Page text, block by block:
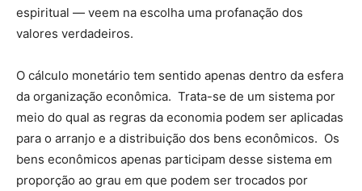
espiritual — veem na escolha uma profanação dos
valores verdadeiros.
O cálculo monetário tem sentido apenas dentro da esfera
da organização econômica. Trata-se de um sistema por
meio do qual as regras da economia podem ser aplicadas
para o arranjo e a distribuição dos bens econômicos. Os
bens econômicos apenas participam desse sistema em
proporção ao grau em que podem ser trocados por